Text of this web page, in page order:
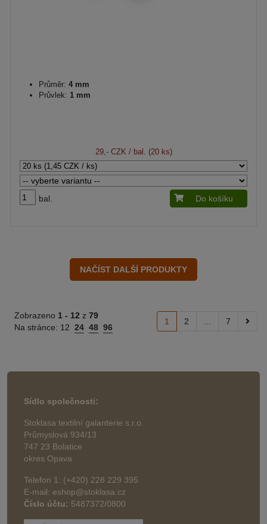
Průměr: 4 mm
Průvlek: 1 mm
29,- CZK / bal. (20 ks)
bal. Do košíku
Zobrazeno 1 - 12 z 79
Na stránce: 12 24 48 96
1 2 7
Sídlo společnosti:
Stoklasa textilní galanterie s.r.o.
Průmyslová 934/13
747 23 Bolatice
okres Opava
Telefon 1: (+420) 228 229 395
E-mail: eshop@stoklasa.cz
Číslo účtu: 5487372/0800